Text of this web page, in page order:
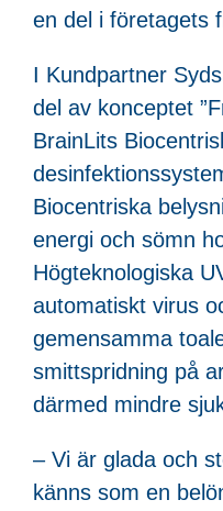
en del i företagets
I Kundpartner
del av konceptet
BrainLits
Biocentriska
energi och sömn
Högteknologiska
automatiskt virus
gemensamma
smittspridning på
därmed mindre
– Vi är glada och
känns som en